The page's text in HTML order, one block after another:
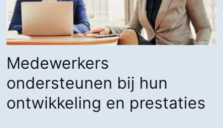
Medewerkers
ondersteunen bij hun
ontwikkeling en prestaties